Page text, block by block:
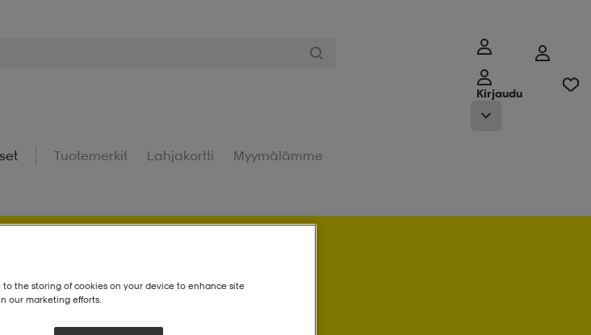
Kirjaudu
Tuotemerkit Lahjakortti Myymälämme
to the storing of cookies on your device to enhance site
our marketing efforts.